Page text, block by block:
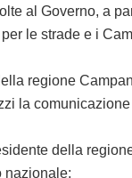
Governo, a
le strade e i
la
della regione
nazionale;